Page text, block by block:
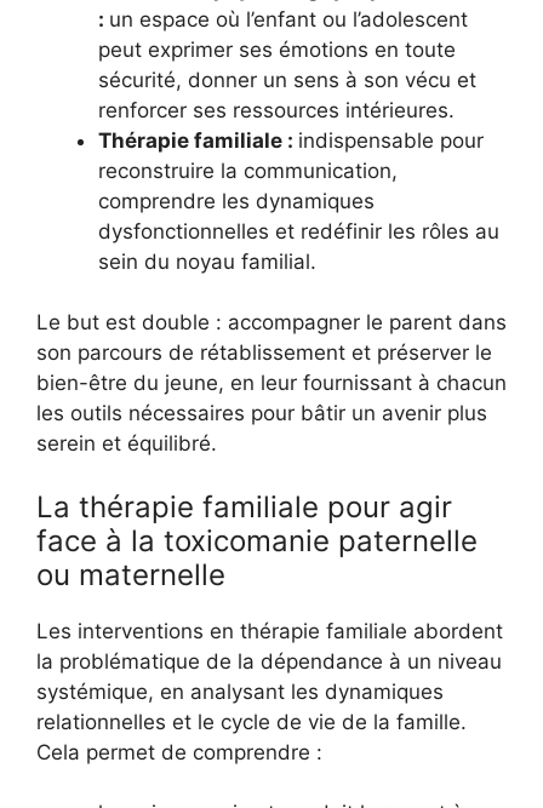
: un espace où l’enfant ou l’adolescent
peut exprimer ses émotions en toute
sécurité, donner un sens à son vécu et
renforcer ses ressources intérieures.
Thérapie familiale : indispensable pour
reconstruire la communication,
comprendre les dynamiques
dysfonctionnelles et redéfinir les rôles au
sein du noyau familial.
Le but est double : accompagner le parent dans
son parcours de rétablissement et préserver le
bien-être du jeune, en leur fournissant à chacun
les outils nécessaires pour bâtir un avenir plus
serein et équilibré.
La thérapie familiale pour agir
face à la toxicomanie paternelle
ou maternelle
Les interventions en thérapie familiale abordent
la problématique de la dépendance à un niveau
systémique, en analysant les dynamiques
relationnelles et le cycle de vie de la famille.
Cela permet de comprendre :